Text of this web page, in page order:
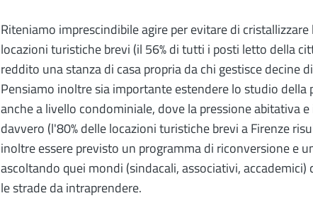
Riteniamo imprescindibile agire per evitare di
locazioni turistiche brevi (il 56% di tutti i posti letto della
reddito una stanza di casa propria da chi gestisce decine
Pensiamo inoltre sia importante estendere lo studio della
anche a livello condominiale, dove la pressione abitativa
davvero (l'80% delle locazioni turistiche brevi a Firenze
inoltre essere previsto un programma di riconversione e
ascoltando quei mondi (sindacali, associativi, accademici)
le strade da intraprendere.